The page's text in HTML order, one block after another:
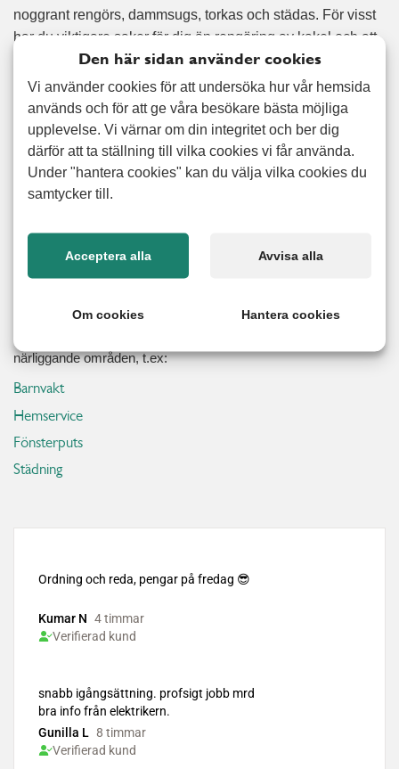
noggrant rengörs, dammsugs, torkas och städas. För visst
har du viktigare saker för dig än rengöring av kakel och att
skura toaletter? Vi hjälper dig från början till slut och ser
förstås till att erbjuda dig ett fördelaktigt pris på ditt
personligt anpassade flyttstäd.
Nöjd kund-garanti
Vi erbjuder 100% nöjd kund garanti på alla utförda arbeten.
Läs mer
Relaterade tjänster
närliggande områden, t.ex:
Barnvakt
Hemservice
Fönsterputs
Städning
Den här sidan använder cookies
Vi använder cookies för att undersöka hur vår hemsida
används och för att ge våra besökare bästa möjliga
upplevelse. Vi värnar om din integritet och ber dig
därför att ta ställning till vilka cookies vi får använda.
Under "hantera cookies" kan du välja vilka cookies du
samtycker till.
Acceptera alla Avvisa alla
Om cookies Hantera cookies